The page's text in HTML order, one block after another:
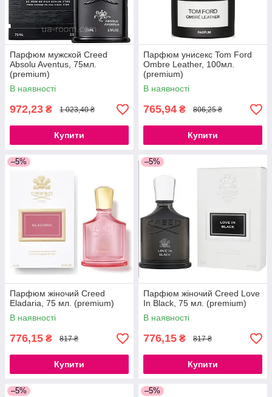
Парфюм мужской Creed
Absolu Aventus, 75мл.
(premium)
В наявності
972,23 ₴ 1 023,40 ₴
Купити
Парфюм унисекс Tom Ford
Ombre Leather, 100мл.
(premium)
В наявності
765,94 ₴ 806,25 ₴
Купити
–5%
Парфюм жіночий Creed
Eladaria, 75 мл. (premium)
В наявності
776,15 ₴ 817 ₴
Купити
–5%
Парфюм жіночий Creed Love
In Black, 75 мл. (premium)
В наявності
776,15 ₴ 817 ₴
Купити
–5% –5%